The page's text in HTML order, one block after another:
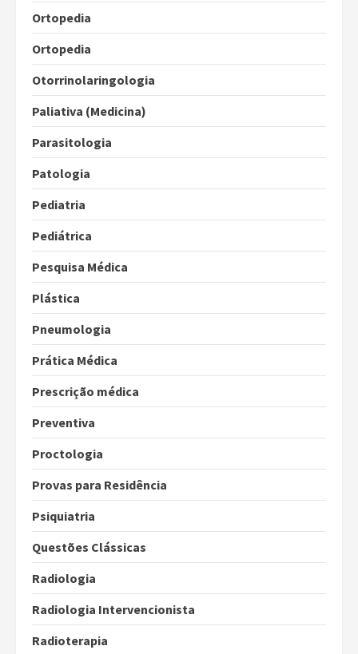
Ortopedia
Ortopedia
Otorrinolaringologia
Paliativa (Medicina)
Parasitologia
Patologia
Pediatria
Pediátrica
Pesquisa Médica
Plástica
Pneumologia
Prática Médica
Prescrição médica
Preventiva
Proctologia
Provas para Residência
Psiquiatria
Questões Clássicas
Radiologia
Radiologia Intervencionista
Radioterapia